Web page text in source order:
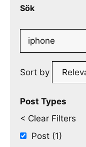
Sök
Search
for:
Sort by
Post Types
< Clear Filters
Post (1)